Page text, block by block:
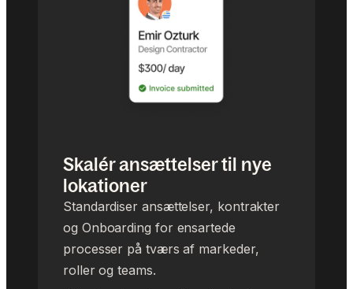
Skalér ansættelser til nye
lokationer
Standardiser ansættelser, kontrakter
og Onboarding for ensartede
processer på tværs af markeder,
roller og teams.